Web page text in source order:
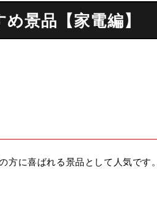
景品【家電編】
方に喜ばれる景品として人気です。